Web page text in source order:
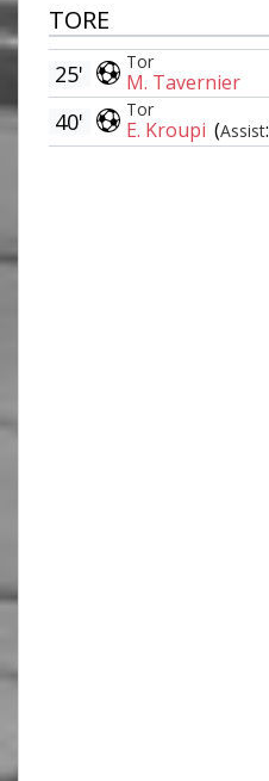
TORE
Tor
M. Tavernier
25'
Tor
E. Kroupi (Assist:
40'